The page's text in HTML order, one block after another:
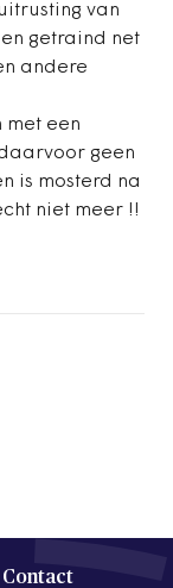
van
getraind net
andere
een
geen
is mosterd na
niet meer !!
Contact